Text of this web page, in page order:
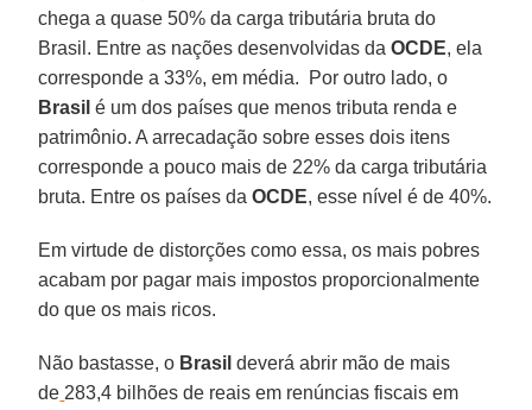
chega a quase 50% da carga tributária bruta do
Brasil. Entre as nações desenvolvidas daOCDE, ela
corresponde a 33%, em média. Por outro lado, o
Brasil é um dos países que menos tributa renda e
patrimônio. A arrecadação sobre esses dois itens
corresponde a pouco mais de 22% da carga tributária
bruta. Entre os países daOCDE, esse nível é de 40%.
Em virtude de distorções como essa, os mais pobres
acabam por pagar mais impostos proporcionalmente
do que os mais ricos.
Não bastasse, o Brasil deverá abrir mão de mais
de 283,4 bilhões de reais em renúncias fiscais em